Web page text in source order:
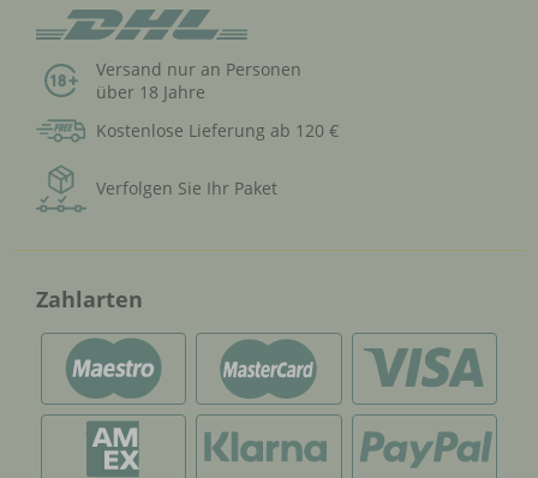
Versand nur an Personen
über 18 Jahre
Kostenlose Lieferung ab 120 €
Verfolgen Sie Ihr Paket
Zahlarten